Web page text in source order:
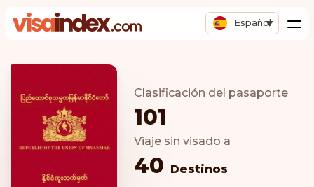
Español
Clasificación del pasaporte
101
Viaje sin visado a
40 Destinos